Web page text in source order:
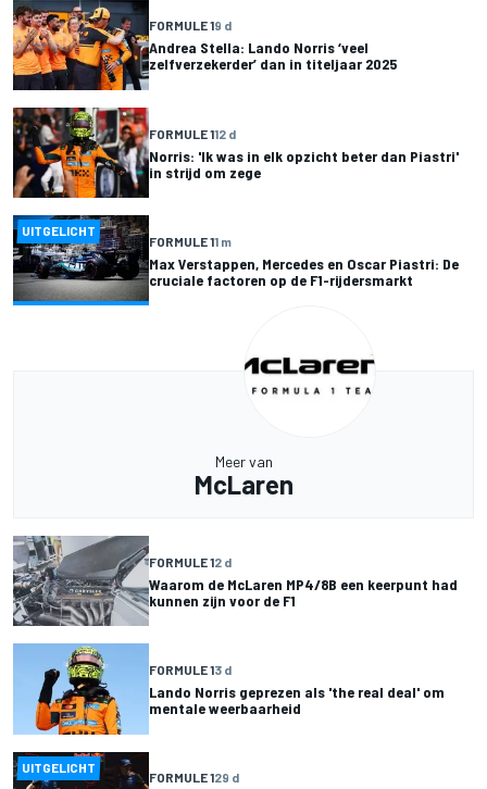
FORMULE 19 d
Andrea Stella: Lando Norris ‘veel
zelfverzekerder’ dan in titeljaar 2025
FORMULE 112 d
Norris: 'Ik was in elk opzicht beter dan Piastri'
in strijd om zege
UITGELICHT
FORMULE 11 m
Max Verstappen, Mercedes en Oscar Piastri: De
cruciale factoren op de F1-rijdersmarkt
Meer van
McLaren
FORMULE 12 d
Waarom de McLaren MP4/8B een keerpunt had
kunnen zijn voor de F1
FORMULE 13 d
Lando Norris geprezen als 'the real deal' om
mentale weerbaarheid
UITGELICHT
FORMULE 129 d